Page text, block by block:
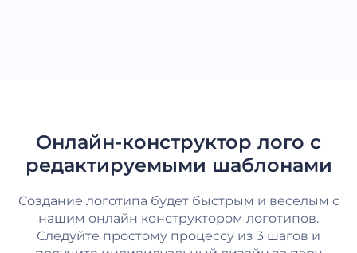
Онлайн-конструктор лого с
редактируемыми шаблонами
Создание логотипа будет быстрым и веселым с
нашим онлайн конструктором логотипов.
Следуйте простому процессу из 3 шагов и